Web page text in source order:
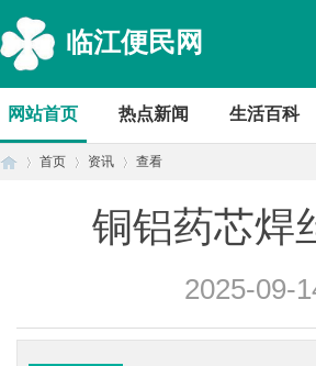
临江便民网
网站首页 热点新闻 生活百科
首页 资讯 查看
铜铝药芯焊
2025-09-